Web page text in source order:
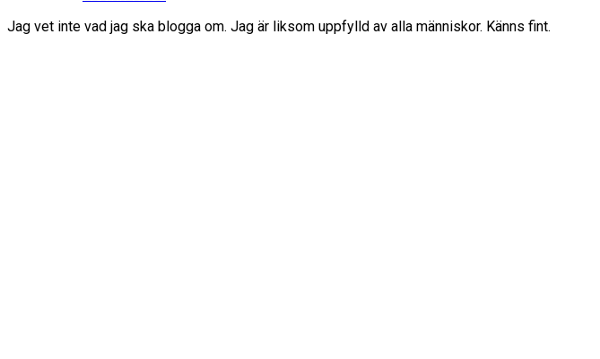
Jag vet inte vad jag ska blogga om. Jag är liksom uppfylld av alla människor. Känns fint.